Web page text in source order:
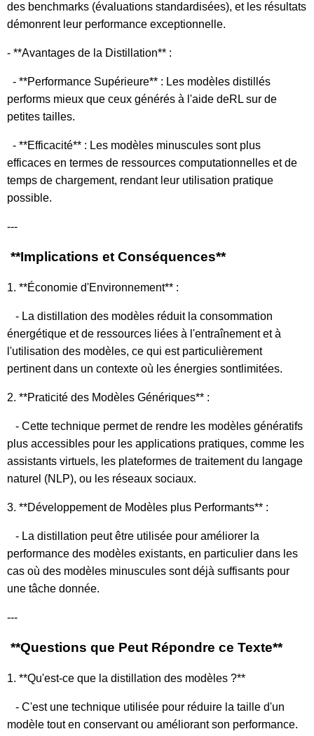
des benchmarks (évaluations standardisées), et les résultats
démonrent leur performance exceptionnelle.
- **Avantages de la Distillation** :
- **Performance Supérieure** : Les modèles distillés
performs mieux que ceux générés à l'aide deRL sur de
petites tailles.
- **Efficacité** : Les modèles minuscules sont plus
efficaces en termes de ressources computationnelles et de
temps de chargement, rendant leur utilisation pratique
possible.
---
**Implications et Conséquences**
1. **Économie d'Environnement** :
- La distillation des modèles réduit la consommation
énergétique et de ressources liées à l'entraînement et à
l'utilisation des modèles, ce qui est particulièrement
pertinent dans un contexte où les énergies sontlimitées.
2. **Praticité des Modèles Génériques** :
- Cette technique permet de rendre les modèles génératifs
plus accessibles pour les applications pratiques, comme les
assistants virtuels, les plateformes de traitement du langage
naturel (NLP), ou les réseaux sociaux.
3. **Développement de Modèles plus Performants** :
- La distillation peut être utilisée pour améliorer la
performance des modèles existants, en particulier dans les
cas où des modèles minuscules sont déjà suffisants pour
une tâche donnée.
---
**Questions que Peut Répondre ce Texte**
1. **Qu'est-ce que la distillation des modèles ?**
- C'est une technique utilisée pour réduire la taille d'un
modèle tout en conservant ou améliorant son performance.